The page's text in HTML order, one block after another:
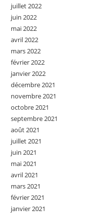
juillet 2022
juin 2022
mai 2022
avril 2022
mars 2022
février 2022
janvier 2022
décembre 2021
novembre 2021
octobre 2021
septembre 2021
août 2021
juillet 2021
juin 2021
mai 2021
avril 2021
mars 2021
février 2021
janvier 2021